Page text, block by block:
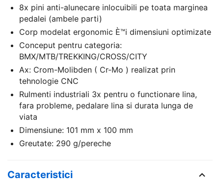
8x pini anti-alunecare inlocuibili pe toata marginea
pedalei (ambele parti)
Corp modelat ergonomic È™i dimensiuni optimizate
Conceput pentru categoria:
BMX/MTB/TREKKING/CROSS/CITY
Ax: Crom-Molibden ( Cr-Mo ) realizat prin
tehnologie CNC
Rulmenti industriali 3x pentru o functionare lina,
fara probleme, pedalare lina si durata lunga de
viata
Dimensiune: 101 mm x 100 mm
Greutate: 290 g/pereche
Caracteristici